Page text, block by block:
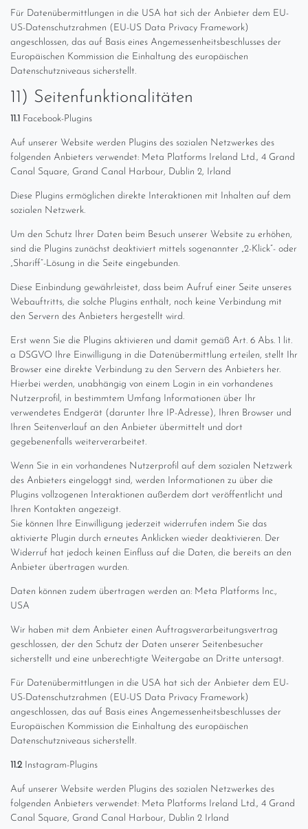
Für Datenübermittlungen in die USA hat sich der Anbieter dem EU-
US-Datenschutzrahmen (EU-US Data Privacy Framework)
angeschlossen, das auf Basis eines Angemessenheitsbeschlusses der
Europäischen Kommission die Einhaltung des europäischen
Datenschutzniveaus sicherstellt.
11) Seitenfunktionalitäten
11.1 Facebook-Plugins
Auf unserer Website werden Plugins des sozialen Netzwerkes des
folgenden Anbieters verwendet: Meta Platforms Ireland Ltd., 4 Grand
Canal Square, Grand Canal Harbour, Dublin 2, Irland
Diese Plugins ermöglichen direkte Interaktionen mit Inhalten auf dem
sozialen Netzwerk.
Um den Schutz Ihrer Daten beim Besuch unserer Website zu erhöhen,
sind die Plugins zunächst deaktiviert mittels sogenannter „2-Klick“- oder
„Shariff“-Lösung in die Seite eingebunden.
Diese Einbindung gewährleistet, dass beim Aufruf einer Seite unseres
Webauftritts, die solche Plugins enthält, noch keine Verbindung mit
den Servern des Anbieters hergestellt wird.
Erst wenn Sie die Plugins aktivieren und damit gemäß Art. 6 Abs. 1 lit.
a DSGVO Ihre Einwilligung in die Datenübermittlung erteilen, stellt Ihr
Browser eine direkte Verbindung zu den Servern des Anbieters her.
Hierbei werden, unabhängig von einem Login in ein vorhandenes
Nutzerprofil, in bestimmtem Umfang Informationen über Ihr
verwendetes Endgerät (darunter Ihre IP-Adresse), Ihren Browser und
Ihren Seitenverlauf an den Anbieter übermittelt und dort
gegebenenfalls weiterverarbeitet.
Wenn Sie in ein vorhandenes Nutzerprofil auf dem sozialen Netzwerk
des Anbieters eingeloggt sind, werden Informationen zu über die
Plugins vollzogenen Interaktionen außerdem dort veröffentlicht und
Ihren Kontakten angezeigt.
Sie können Ihre Einwilligung jederzeit widerrufen indem Sie das
aktivierte Plugin durch erneutes Anklicken wieder deaktivieren. Der
Widerruf hat jedoch keinen Einfluss auf die Daten, die bereits an den
Anbieter übertragen wurden.
Daten können zudem übertragen werden an: Meta Platforms Inc.,
USA
Wir haben mit dem Anbieter einen Auftragsverarbeitungsvertrag
geschlossen, der den Schutz der Daten unserer Seitenbesucher
sicherstellt und eine unberechtigte Weitergabe an Dritte untersagt.
Für Datenübermittlungen in die USA hat sich der Anbieter dem EU-
US-Datenschutzrahmen (EU-US Data Privacy Framework)
angeschlossen, das auf Basis eines Angemessenheitsbeschlusses der
Europäischen Kommission die Einhaltung des europäischen
Datenschutzniveaus sicherstellt.
11.2Instagram-Plugins
Auf unserer Website werden Plugins des sozialen Netzwerkes des
folgenden Anbieters verwendet: Meta Platforms Ireland Ltd., 4 Grand
Canal Square, Grand Canal Harbour, Dublin 2 Irland